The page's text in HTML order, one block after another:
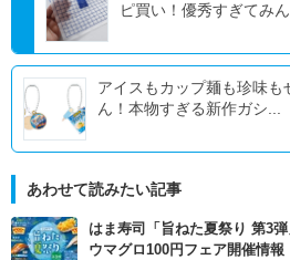
ピ買い！優秀すぎてみ
アイスもカップ麺も珍味
ん！本物すぎる新作ガシ...
あわせて読みたい記事
はま寿司「旨ねた夏祭り 第3
ウマグロ100円フェア開催情報